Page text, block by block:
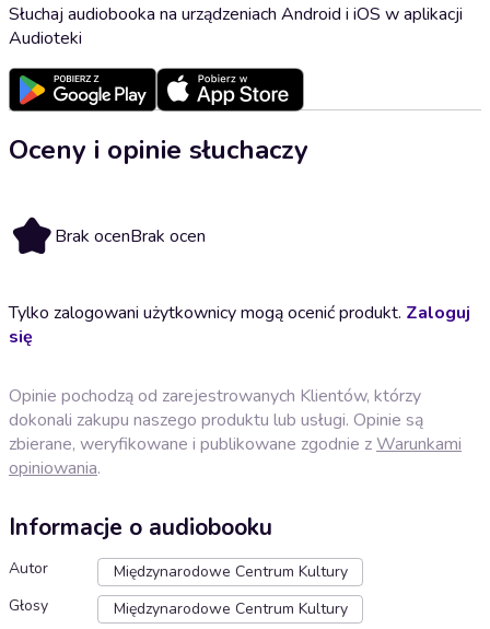
Słuchaj audiobooka na urządzeniach Android i iOS w aplikacji
Audioteki
Oceny i opinie słuchaczy
Brak ocenBrak ocen
Tylko zalogowani użytkownicy mogą ocenić produkt. Zaloguj
się
Opinie pochodzą od zarejestrowanych Klientów, którzy
dokonali zakupu naszego produktu lub usługi. Opinie są
zbierane, weryfikowane i publikowane zgodnie zWarunkami
opiniowania.
Informacje o audiobooku
Autor
Międzynarodowe Centrum Kultury
Głosy
Międzynarodowe Centrum Kultury